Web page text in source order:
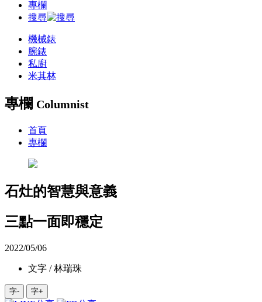
專欄
搜尋
機械錶
腕錶
私廚
米其林
專欄 Columnist
首頁
專欄
石灶的智慧與意義
三點一面即穩定
2022/05/06
文字 / 林瑞珠
字- 字+